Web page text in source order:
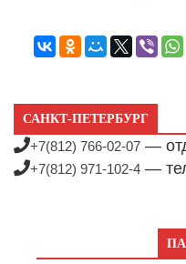
САНКТ-ПЕТЕРБУРГ
+7(812) 766-02-07 —
+7(812) 971-102-4 —